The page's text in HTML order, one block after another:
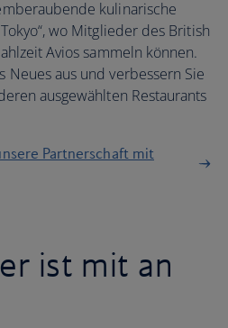
kulinarische
wo Mitglieder des British
Avios sammeln können.
aus und verbessern Sie
ausgewählten Restaurants
Partnerschaft mit
ist mit an